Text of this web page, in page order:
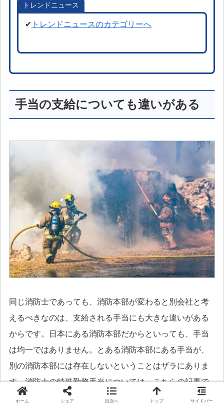
トレンドニュース
✔ トレンドニュースのカテゴリーへ
手当の支給についても違いがある
同じ消防士であっても、消防本部が変わると別会社と考
えるべきなのは、支給される手当にも大きな違いがある
からです。日本にある消防本部だからといっても、手当
は均一ではありません。とある消防本部にある手当が、
別の消防本部には存在しないということはザラにありま
す。消防士の特殊勤務手当については、こちらの記事で
も詳しく説明しています。
ホーム シェア 目次へ トップ サイドバー